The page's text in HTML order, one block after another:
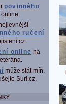
povinného
online.
ručení
online na
může stát míň.
Suri.cz.